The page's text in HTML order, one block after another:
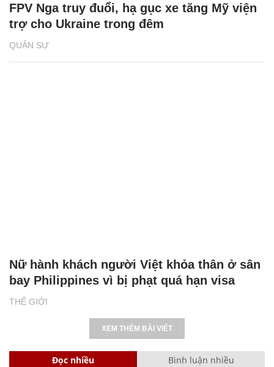
QUÂN SỰ
FPV Nga truy đuổi, hạ gục xe tăng Mỹ viện
trợ cho Ukraine trong đêm
THẾ GIỚI
Nữ hành khách người Việt khỏa thân ở sân
bay Philippines vì bị phạt quá hạn visa
XEM THÊM BÀI VIẾT
Đọc nhiều Bình luận nhiều